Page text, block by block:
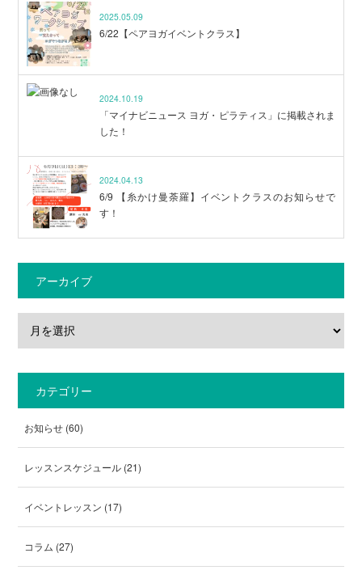
2025.05.09
6/22【ペアヨガイベントクラス】
2024.10.19
「マイナビニュース ヨガ・ピラティス」に掲載されま
した！
2024.04.13
6/9 【糸かけ曼荼羅】イベントクラスのお知らせで
す！
アーカイブ
カテゴリー
お知らせ (60)
レッスンスケジュール (21)
イベントレッスン (17)
コラム (27)